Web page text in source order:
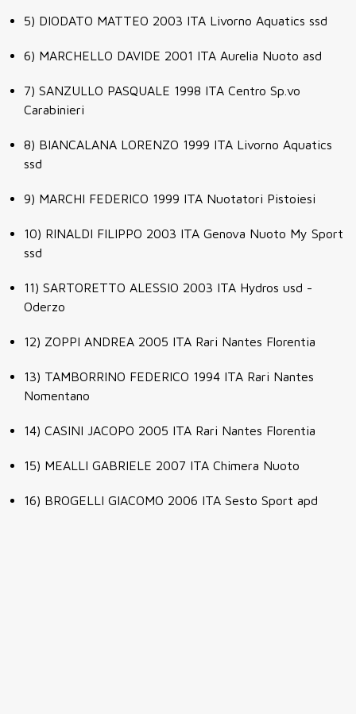
5) DIODATO MATTEO 2003 ITA Livorno Aquatics ssd
6) MARCHELLO DAVIDE 2001 ITA Aurelia Nuoto asd
7) SANZULLO PASQUALE 1998 ITA Centro Sp.vo
Carabinieri
8) BIANCALANA LORENZO 1999 ITA Livorno Aquatics
ssd
9) MARCHI FEDERICO 1999 ITA Nuotatori Pistoiesi
10) RINALDI FILIPPO 2003 ITA Genova Nuoto My Sport
ssd
11) SARTORETTO ALESSIO 2003 ITA Hydros usd -
Oderzo
12) ZOPPI ANDREA 2005 ITA Rari Nantes Florentia
13) TAMBORRINO FEDERICO 1994 ITA Rari Nantes
Nomentano
14) CASINI JACOPO 2005 ITA Rari Nantes Florentia
15) MEALLI GABRIELE 2007 ITA Chimera Nuoto
16) BROGELLI GIACOMO 2006 ITA Sesto Sport apd